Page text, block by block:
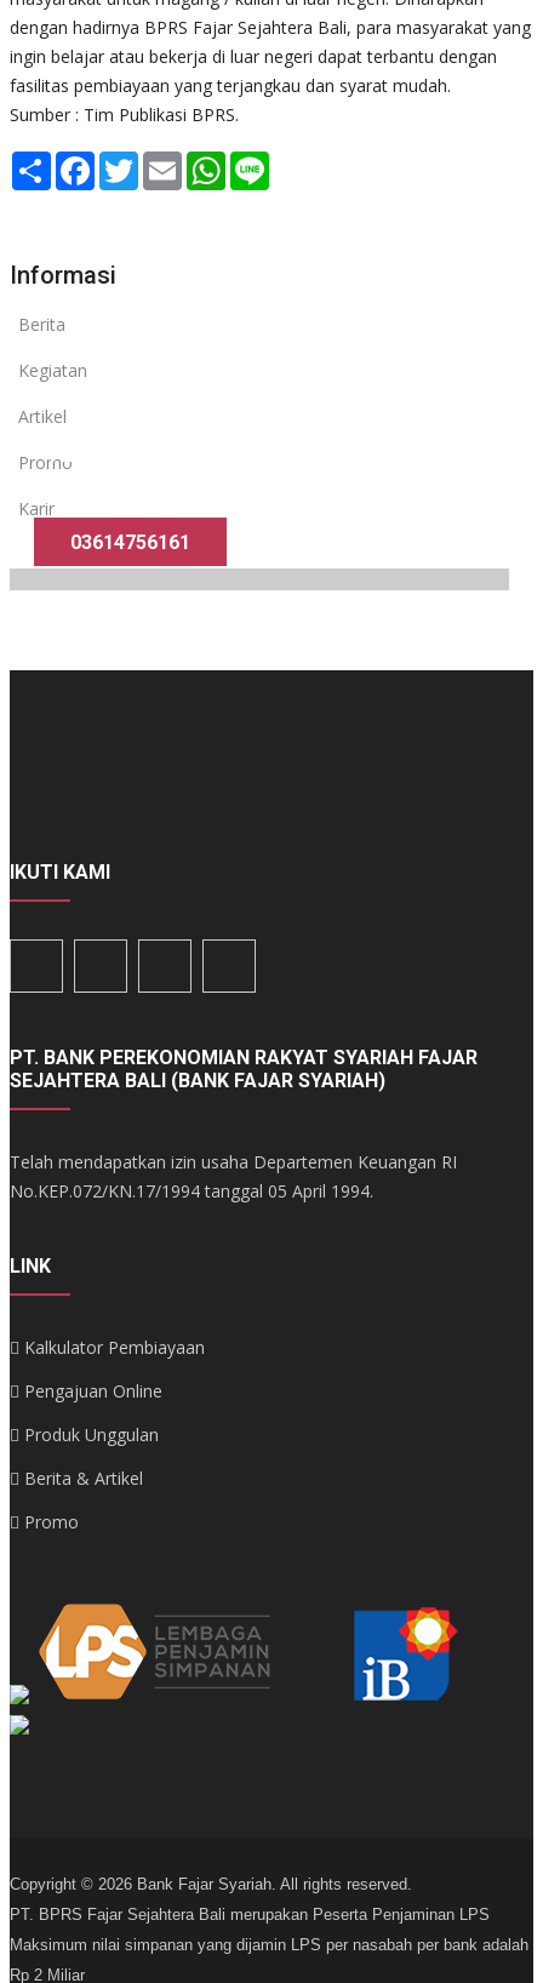
dengan hadirnya BPRS Fajar Sejahtera Bali, para masyarakat yang
ingin belajar atau bekerja di luar negeri dapat terbantu dengan
fasilitas pembiayaan yang terjangkau dan syarat mudah.
Sumber : Tim Publikasi BPRS.
Share Facebook
TwitterEmail WhatsApp
Informasi
Berita
Kegiatan
Artikel
Promo
Karir
Yuk Gabung
03614756161
IKUTI KAMI
PT. BANK PEREKONOMIAN RAKYAT SYARIAH FAJAR
SEJAHTERA BALI (BANK FAJAR SYARIAH)
Telah mendapatkan izin usaha Departemen Keuangan RI
No.KEP.072/KN.17/1994 tanggal 05 April 1994.
LINK
Kalkulator Pembiayaan
Pengajuan Online
Produk Unggulan
Berita & Artikel
Promo
Copyright © 2026 Bank Fajar Syariah. All rights reserved.
PT. BPRS Fajar Sejahtera Bali merupakan Peserta Penjaminan LPS
Maksimum nilai simpanan yang dijamin LPS per nasabah per bank adalah
Rp 2 Miliar